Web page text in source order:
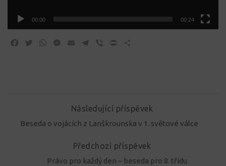
00:00 00:24
Facebook
TwitterWhatsApp
Messenger
Email Telegram
Viber Print
Následující příspěvek
Beseda o vojácích z Lanškrounska v 1. světové válce
Předchozí příspěvek
Právo pro každý den – beseda pro 8. třídu